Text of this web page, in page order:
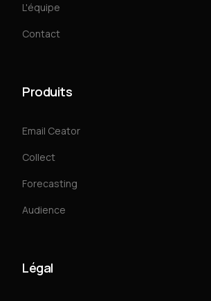
L'équipe
Contact
Produits
Email Ceator
Collect
Forecasting
Audience
Légal